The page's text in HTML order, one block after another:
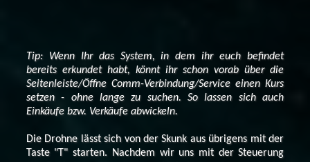
Tip: Wenn Ihr das System, in dem ihr euch befindet
bereits erkundet habt, könnt ihr schon vorab über die
Seitenleiste/Öffne Comm-Verbindung/Service einen Kurs
setzen - ohne lange zu suchen. So lassen sich auch
Einkäufe bzw. Verkäufe abwickeln.
Die Drohne lässt sich von der Skunk aus übrigens mit der
Taste "T" starten. Nachdem wir uns mit der Steuerung